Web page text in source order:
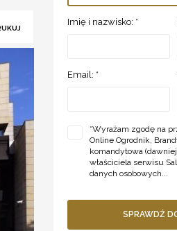
Imię i nazwisko: *
Email: *
*Wyrażam zgodę na
Online Ogrodnik,
komandytowa
właściciela serwisu
danych osobowych...
SPRAWDŹ